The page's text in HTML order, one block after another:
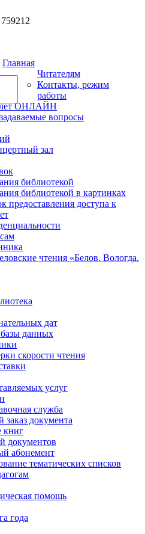
759212
Главная
Читателям
Контакты, режим
работы
ОНЛАЙН
вопросы
зал
библиотекой
библиотекой в картинках
предоставления доступа к
чтения «Белов. Вологда.
дат
данных
скорости чтения
услуг
служба
документа
книг
документов
абонемент
тематических списков
помощь
года